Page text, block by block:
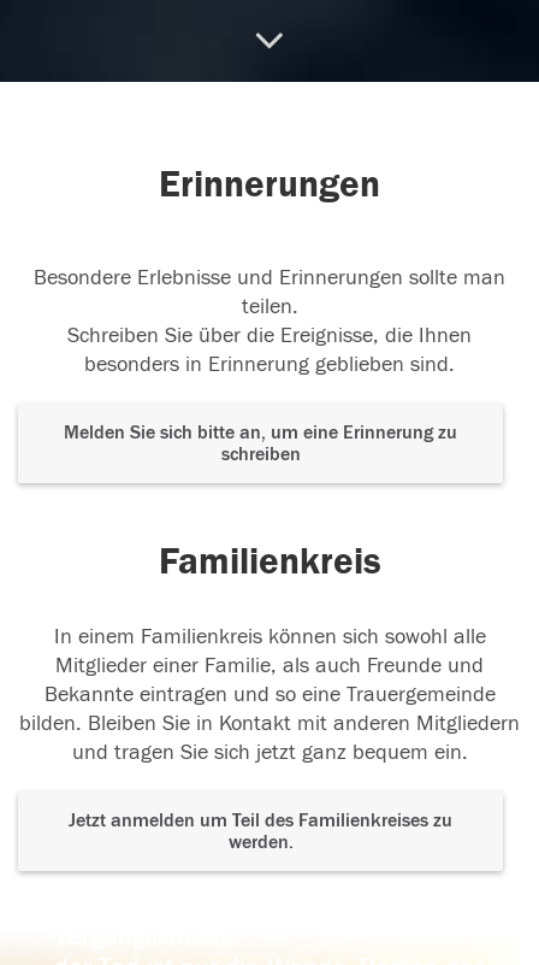
21.05.2018
Erinnerungen
Besondere Erlebnisse und Erinnerungen sollte man
teilen.
Schreiben Sie über die Ereignisse, die Ihnen
besonders in Erinnerung geblieben sind.
Melden Sie sich bitte an, um eine Erinnerung zu
schreiben
Familienkreis
In einem Familienkreis können sich sowohl alle
Mitglieder einer Familie, als auch Freunde und
Bekannte eintragen und so eine Trauergemeinde
bilden. Bleiben Sie in Kontakt mit anderen Mitgliedern
und tragen Sie sich jetzt ganz bequem ein.
Jetzt anmelden um Teil des Familienkreises zu
werden.